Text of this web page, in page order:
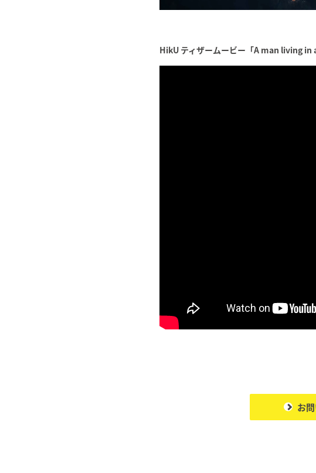
HikU ティザームービー「A man living
お